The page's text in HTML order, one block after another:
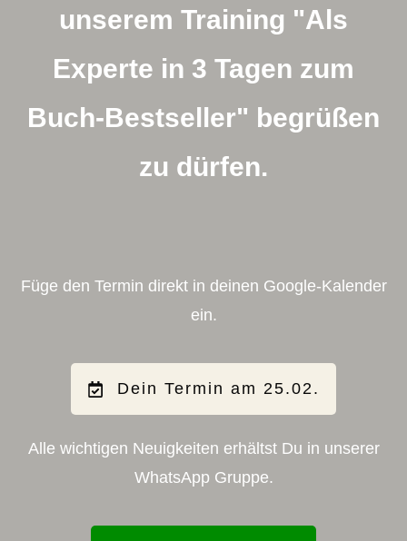
unserem Training "Als
Experte in 3 Tagen zum
Buch-Bestseller" begrüßen
zu dürfen.
Füge den Termin direkt in deinen Google-Kalender
ein.
Dein Termin am 25.02.
Alle wichtigen Neuigkeiten erhältst Du in unserer
WhatsApp Gruppe.